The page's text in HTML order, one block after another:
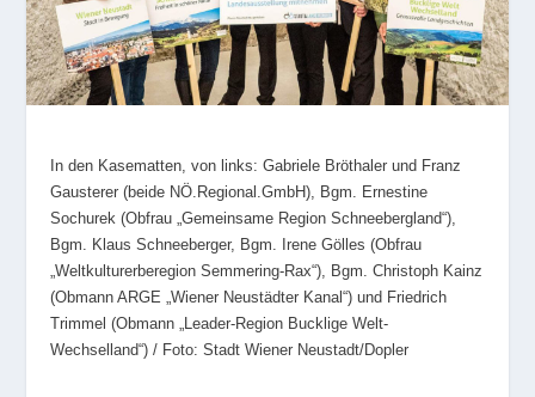
In den Kasematten, von links: Gabriele Bröthaler und Franz
Gausterer (beide NÖ.Regional.GmbH), Bgm. Ernestine
Sochurek (Obfrau „Gemeinsame Region Schneebergland“),
Bgm. Klaus Schneeberger, Bgm. Irene Gölles (Obfrau
„Weltkulturerberegion Semmering-Rax“), Bgm. Christoph Kainz
(Obmann ARGE „Wiener Neustädter Kanal“) und Friedrich
Trimmel (Obmann „Leader-Region Bucklige Welt-
Wechselland“) / Foto: Stadt Wiener Neustadt/Dopler